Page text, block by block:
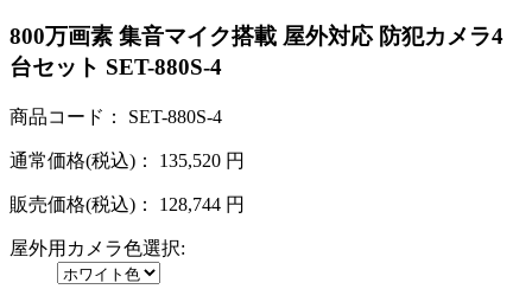
800万画素 集音マイク搭載 屋外対応 防犯カメラ4
台セット SET-880S-4
商品コード： SET-880S-4
通常価格(税込)： 135,520 円
販売価格(税込)： 128,744 円
屋外用カメラ色選択: